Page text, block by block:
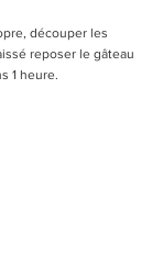
découper les
reposer le gâteau
1 heure.